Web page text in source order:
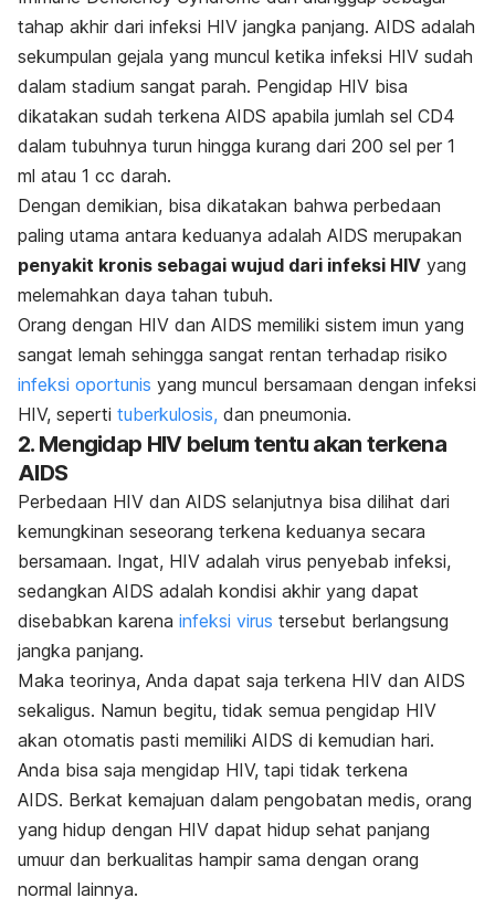
tahap akhir dari infeksi HIV jangka panjang. AIDS adalah
sekumpulan gejala yang muncul ketika infeksi HIV sudah
dalam stadium sangat parah. Pengidap HIV bisa
dikatakan sudah terkena AIDS apabila jumlah sel CD4
dalam tubuhnya turun hingga kurang dari 200 sel per 1
ml atau 1 cc darah.
Dengan demikian, bisa dikatakan bahwa perbedaan
paling utama antara keduanya adalah AIDS merupakan
penyakit kronis sebagai wujud dari infeksi HIV yang
melemahkan daya tahan tubuh.
Orang dengan HIV dan AIDS memiliki sistem imun yang
sangat lemah sehingga sangat rentan terhadap risiko
infeksi oportunis yang muncul bersamaan dengan infeksi
HIV, seperti tuberkulosis, dan pneumonia.
2. Mengidap HIV belum tentu akan terkena
AIDS
Perbedaan HIV dan AIDS selanjutnya bisa dilihat dari
kemungkinan seseorang terkena keduanya secara
bersamaan. Ingat, HIV adalah virus penyebab infeksi,
sedangkan AIDS adalah kondisi akhir yang dapat
disebabkan karena infeksi virus tersebut berlangsung
jangka panjang.
Maka teorinya, Anda dapat saja terkena HIV dan AIDS
sekaligus. Namun begitu, tidak semua pengidap HIV
akan otomatis pasti memiliki AIDS di kemudian hari.
Anda bisa saja mengidap HIV, tapi tidak terkena
AIDS. Berkat kemajuan dalam pengobatan medis, orang
yang hidup dengan HIV dapat hidup sehat panjang
umuur dan berkualitas hampir sama dengan orang
normal lainnya.